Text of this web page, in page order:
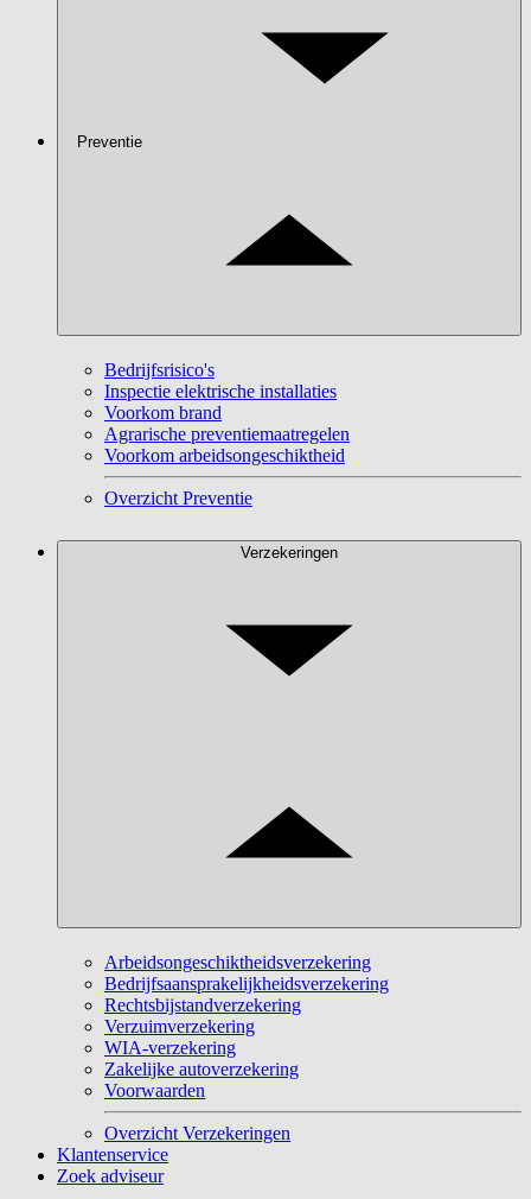
Preventie
Bedrijfsrisico's
Inspectie elektrische installaties
Voorkom brand
Agrarische preventiemaatregelen
Voorkom arbeidsongeschiktheid
Overzicht Preventie
Verzekeringen
Arbeidsongeschiktheidsverzekering
Bedrijfsaansprakelijkheidsverzekering
Rechtsbijstandverzekering
Verzuimverzekering
WIA-verzekering
Zakelijke autoverzekering
Voorwaarden
Overzicht Verzekeringen
Klantenservice
Zoek adviseur